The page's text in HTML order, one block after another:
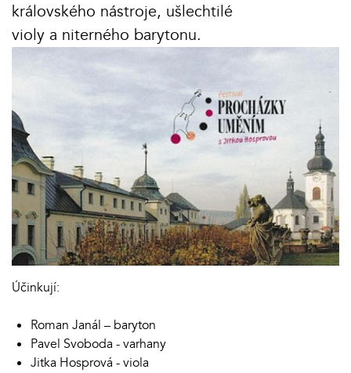
královského nástroje, ušlechtilé
violy a niterného barytonu.
Účinkují:
Roman Janál – baryton
Pavel Svoboda - varhany
Jitka Hosprová - viola